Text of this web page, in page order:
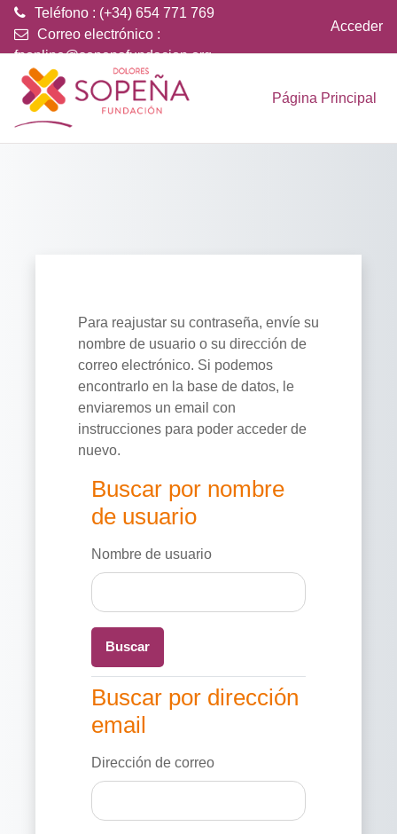
Teléfono : (+34) 654 771 769
Correo electrónico :
fponline@sopenafundacion.org
Acceder
Página Principal
Para reajustar su contraseña, envíe su
nombre de usuario o su dirección de
correo electrónico. Si podemos
encontrarlo en la base de datos, le
enviaremos un email con
instrucciones para poder acceder de
nuevo.
Buscar por nombre de usuario
Buscar por nombre
de usuario
Nombre de usuario
Buscar por dirección email
Buscar por dirección
email
Dirección de correo